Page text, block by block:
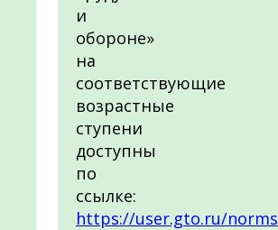
и
обороне»
на
соответствующие
возрастные
ступени
доступны
по
ссылке:
https://user.gto.ru/norms